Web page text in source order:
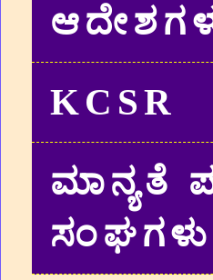
KCSR
ಮಾನ್ಯತೆ
ಸಂಘಗಳು